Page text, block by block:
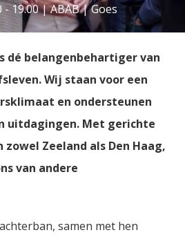
19.00 | ABAB | Goes
dé belangenbehartiger van
Wij staan voor een
en ondersteunen
uitdagingen. Met gerichte
Zeeland als Den Haag,
van andere
samen met hen